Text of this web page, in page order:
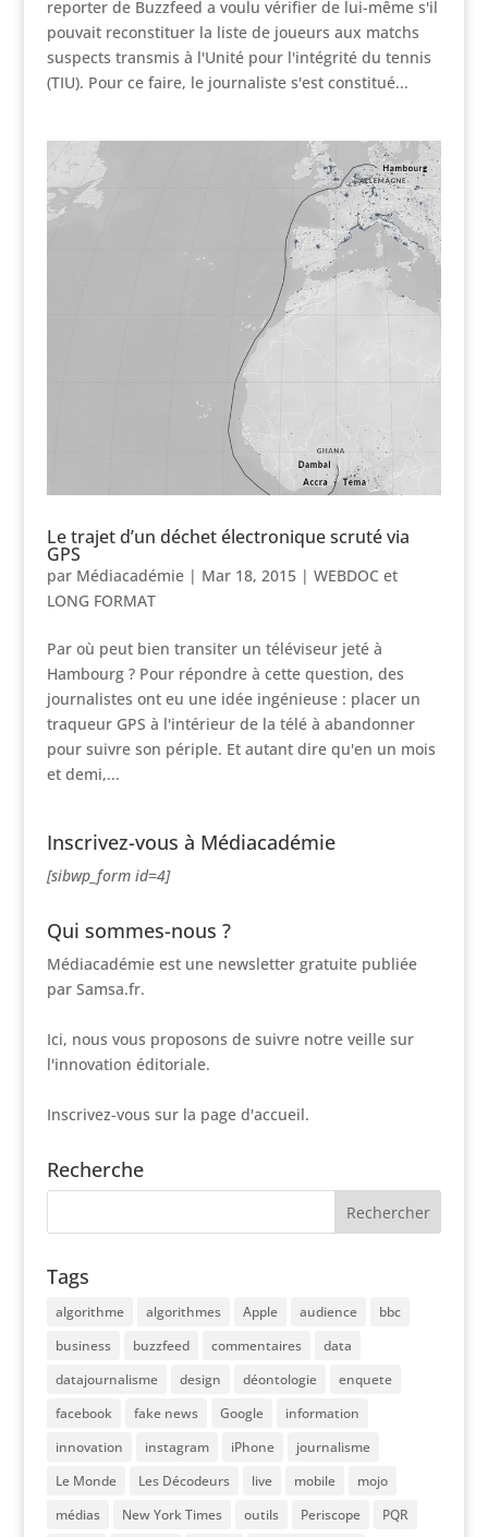
reporter de Buzzfeed a voulu vérifier de lui-même s'il
pouvait reconstituer la liste de joueurs aux matchs
suspects transmis à l'Unité pour l'intégrité du tennis
(TIU). Pour ce faire, le journaliste s'est constitué...
Le trajet d’un déchet électronique scruté via
GPS
par Médiacadémie| Mar 18, 2015| WEBDOC et
LONG FORMAT
Par où peut bien transiter un téléviseur jeté à
Hambourg ? Pour répondre à cette question, des
journalistes ont eu une idée ingénieuse : placer un
traqueur GPS à l'intérieur de la télé à abandonner
pour suivre son périple. Et autant dire qu'en un mois
et demi,...
Inscrivez-vous à Médiacadémie
[sibwp_form id=4]
Qui sommes-nous ?
Médiacadémie est une newsletter gratuite publiée
par Samsa.fr.
Ici, nous vous proposons de suivre notre veille sur
l'innovation éditoriale.
Inscrivez-vous sur la page d'accueil.
Recherche
Tags
algorithme algorithmes Apple audience
bbc
business
buzzfeed commentaires
data
datajournalisme
design déontologie
enquete
facebook
fake news Google
information
innovation
instagram iPhone
journalisme
Le Monde
Les Décodeurs live mobile
mojo
médias
New York Times outils Periscope
PQR